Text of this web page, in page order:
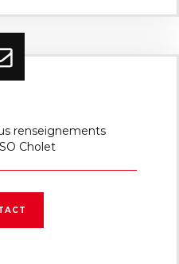
renseignements
Cholet